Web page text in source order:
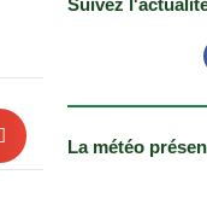
Suivez
La météo